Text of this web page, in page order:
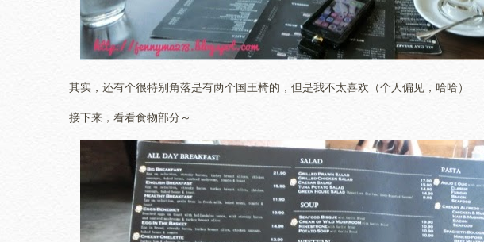
其实，还有个很特别角落是有两个国王椅的，但是我不太喜欢（个人偏见，哈哈）
接下来，看看食物部分～